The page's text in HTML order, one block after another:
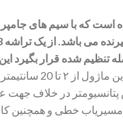
رله 5 ولت تک کاناله مهندسیکا تشکیل شده است
می باشد. از یک تراشه
تنظیم شده قرار بگیرد
پتانسیومتر در خلاف
خطی و همچنین